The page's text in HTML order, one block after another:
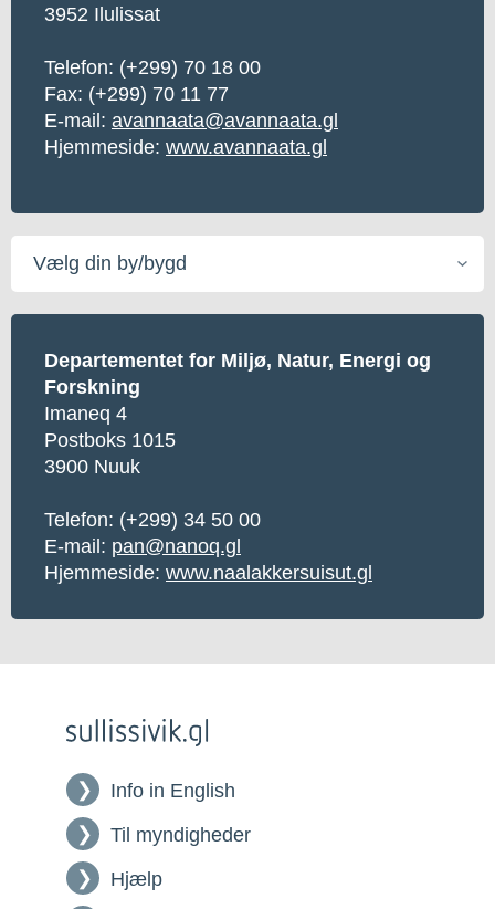
3952 Ilulissat
Telefon: (+299) 70 18 00
Fax: (+299) 70 11 77
E-mail: avannaata@avannaata.gl
Hjemmeside: www.avannaata.gl
Vælg
din
by/bygd
Departementet for Miljø, Natur, Energi og
Forskning
Imaneq 4
Postboks 1015
3900 Nuuk
Telefon: (+299) 34 50 00
E-mail: pan@nanoq.gl
Hjemmeside: www.naalakkersuisut.gl
Info in English
Til myndigheder
Hjælp